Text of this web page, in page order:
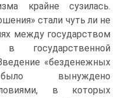
крайне сузилась.
стали чуть ли не
между государством
государственной
«безденежных
вынуждено
в которых